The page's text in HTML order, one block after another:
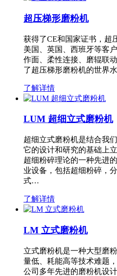
超压梯形磨粉机
获得了CE和国家证书，超
美国、英国、西班牙等客
作面、柔性连接、磨辊联
了超压梯形磨粉机的世界
了解详情
LUM 超细立式磨粉机
超细立式磨粉机是结合我
它的设计和研究的基础上
超细粉碎理论的一种先进
业设备，包括超细粉碎，
式…
了解详情
LM 立式磨粉机
立式磨粉机是一种大型磨
量低、耗能高等技术难题
公司多年先进的磨粉机设